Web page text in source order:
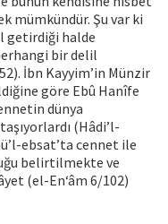
mümkündür. Şu var ki
getirdiği halde
bir delil
İbn Kayyim’in Münzir
göre Ebû Hanîfe
dünya
(Hâdi’l-
ebsat’ta cennet ile
belirtilmekte ve
(el-En‘âm 6/102)